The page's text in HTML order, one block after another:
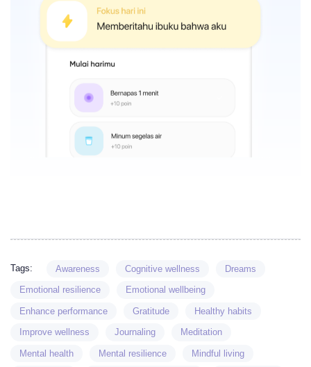
Tags: Awareness Cognitive wellness Dreams
Emotional resilience Emotional wellbeing
Enhance performance Gratitude Healthy habits
Improve wellness Journaling Meditation
Mental health Mental resilience Mindful living